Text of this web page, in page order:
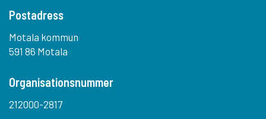
Postadress
Motala kommun
591 86 Motala
Organisationsnummer
212000-2817